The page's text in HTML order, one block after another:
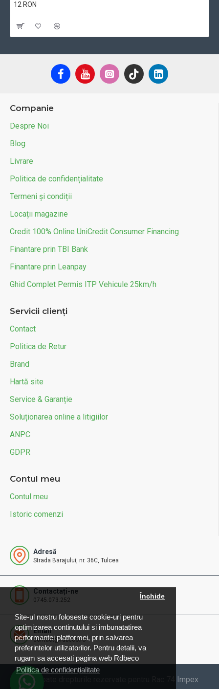
Site-ul nostru foloseste cookie-uri pentru
optimizarea continutului si imbunatatirea
performantei platformei, prin salvarea
preferintelor utilizatorilor. Pentru detalii, va
rugam sa accesati pagina web Rdbeco
Politica de confidențialitate
Închide
12 RON
Companie
Despre Noi
Blog
Livrare
Politica de confidențialitate
Termeni și condiții
Locații magazine
Credit 100% Online UniCredit Consumer Financing
Finantare prin TBI Bank
Finantare prin Leanpay
Ghid Complet Permis ITP Vehicule 25km/h
Servicii clienți
Contact
Politica de Retur
Brand
Hartă site
Service & Garanție
Soluționarea online a litigiilor
ANPC
GDPR
Contul meu
Contul meu
Istoric comenzi
Adresă
Strada Barajului, nr. 36C, Tulcea
Contactați-ne
0745.073.252
Email
contact@rdbeco.ro
© 2025 Toate drepturile rezervate pentru Rac 74 Impex